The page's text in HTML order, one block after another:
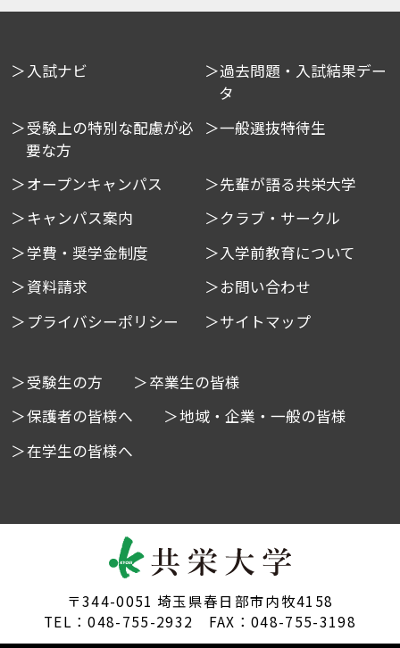
入試ナビ
過去問題・入試結果デー
タ
受験上の特別な配慮が必
要な方
一般選抜特待生
オープンキャンパス
先輩が語る共栄大学
キャンパス案内
クラブ・サークル
学費・奨学金制度
入学前教育について
資料請求
お問い合わせ
プライバシーポリシー
サイトマップ
受験生の方
卒業生の皆様
保護者の皆様へ
地域・企業・一般の皆様
在学生の皆様へ
〒344-0051 埼玉県春日部市内牧4158
TEL：048-755-2932 FAX：048-755-3198